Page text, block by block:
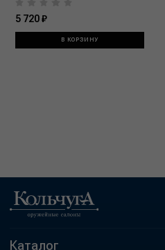
5 720 ₽
В КОРЗИНУ
Каталог